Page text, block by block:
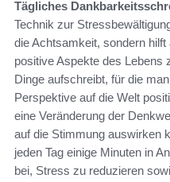
Tägliches
Technik zur
die Achtsamkeit, sondern
positive Aspekte des Lebens
Dinge aufschreibt, für die
Perspektive auf die Welt
eine Veränderung der
auf die Stimmung auswirken
jeden Tag einige Minuten in
bei, Stress zu reduzieren